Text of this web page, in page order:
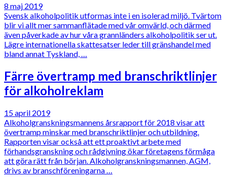
8 maj 2019
Svensk alkoholpolitik utformas inte i en isolerad miljö. Tvärtom
blir vi allt mer sammanflätade med vår omvärld, och därmed
även påverkade av hur våra grannländers alkoholpolitik ser ut.
Lägre internationella skattesatser leder till gränshandel med
bland annat Tyskland, …
Färre övertramp med branschriktlinjer
för alkoholreklam
15 april 2019
Alkoholgranskningsmannens årsrapport för 2018 visar att
övertramp minskar med branschriktlinjer och utbildning.
Rapporten visar också att ett proaktivt arbete med
förhandsgranskning och rådgivning ökar företagens förmåga
att göra rätt från början. Alkoholgranskningsmannen, AGM,
drivs av branschföreningarna …